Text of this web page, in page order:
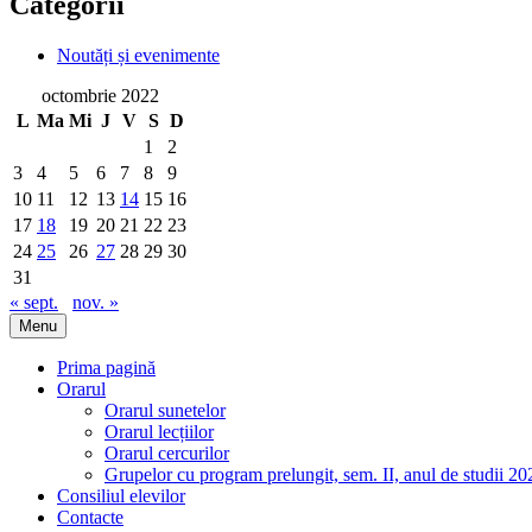
Noutăți și evenimente
octombrie 2022
L Ma Mi J V S D
1
2
3
4 5 6 7 8
9
10 11 12 13 14 15 16
17 18 19 20 21 22 23
24 25 26 27 28 29 30
31
« sept.
nov. »
Menu
Prima pagină
Orarul
Orarul sunetelor
Orarul lecțiilor
Orarul cercurilor
Grupelor cu program prelungit, sem. II, anul de studii
Consiliul elevilor
Contacte